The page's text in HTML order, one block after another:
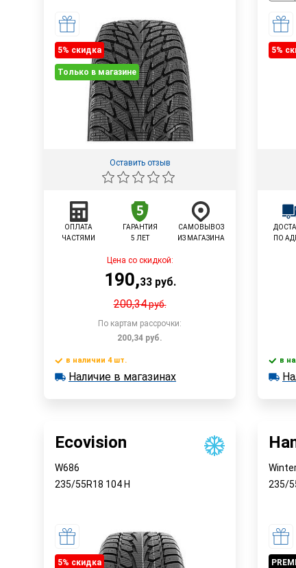
5% cкидка
Только в магазине
Оставить отзыв
ОПЛАТА
ЧАСТЯМИ
ГАРАНТИЯ
5 ЛЕТ
САМОВЫВОЗ
ИЗ МАГАЗИНА
Цена со скидкой:
190,33руб.
200,34руб.
По картам рассрочки:
200,34 руб.
Быстрый заказ
в наличии 4 шт.
в наличии 4 шт.
Наличие в магазинах
5%
ПО
в
в
Ecovision
W686
235/55R18 104 H
5% cкидка
235/